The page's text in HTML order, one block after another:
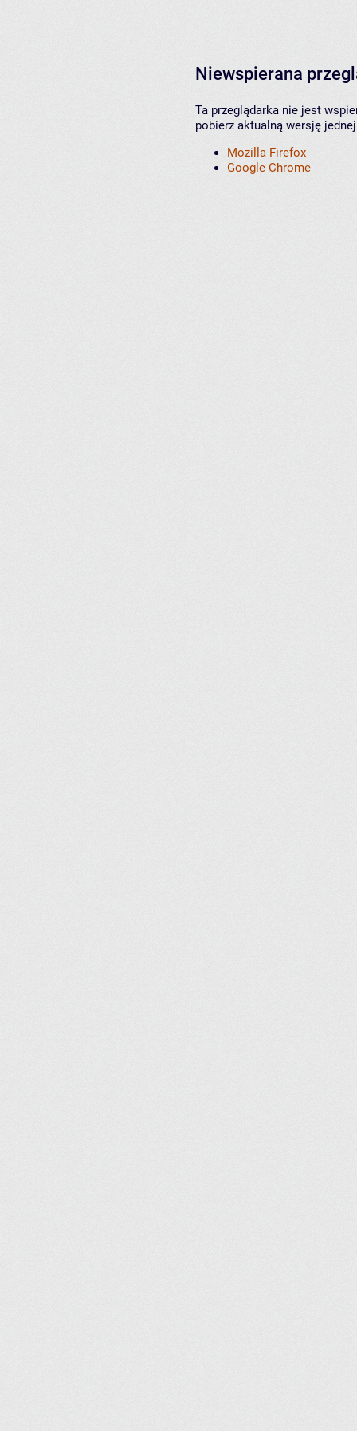
Niewspierana
Ta przeglądarka nie jest
pobierz aktualną wersję
Mozilla Firefox
Google Chrome